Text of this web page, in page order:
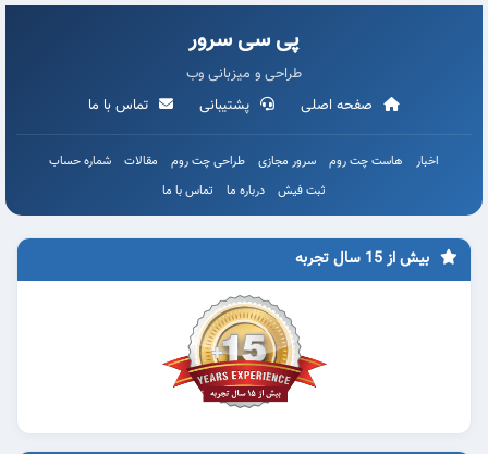
پی سی سرور
طراحی و میزبانی وب
صفحه اصلی
پشتیبانی تماس با ما
اخبار هاست چت روم سرور مجازی طراحی چت روم مقالات
شماره حساب
ثبت فیش
درباره ما تماس با ما
بیش از 15 سال تجربه